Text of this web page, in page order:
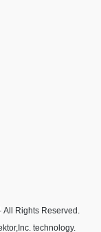
All Rights Reserved.
technology.